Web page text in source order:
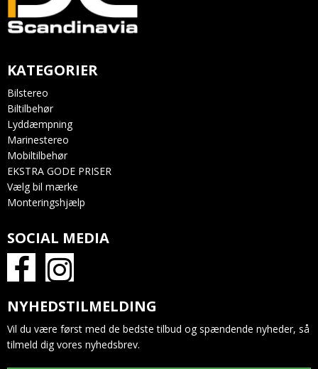
KATEGORIER
Bilstereo
Biltilbehør
Lyddæmpning
Marinestereo
Mobiltilbehør
EKSTRA GODE PRISER
Vælg bil mærke
Monteringshjælp
SOCIAL MEDIA
NYHEDSTILMELDING
Vil du være først med de bedste tilbud og spændende nyheder, så
tilmeld dig vores nyhedsbrev.